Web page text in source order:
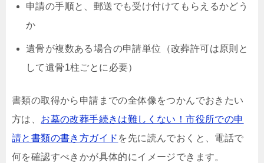
申請の手順と、郵送でも受け付けてもらえるかどう
か
遺骨が複数ある場合の申請単位（改葬許可は原則と
して遺骨1柱ごとに必要）
書類の取得から申請までの全体像をつかんでおきたい
方は、 お墓の改葬手続きは難しくない！市役所での申
請と書類の書き方ガイド を先に読んでおくと、電話で
何を確認すべきかが具体的にイメージできます。